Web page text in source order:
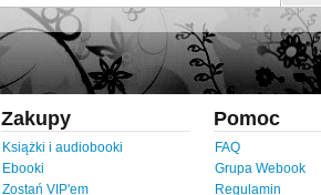
Zakupy
Książki i audiobooki
Ebooki
Zostań VIP'em
Pomoc
FAQ
Grupa Webook
Regulamin